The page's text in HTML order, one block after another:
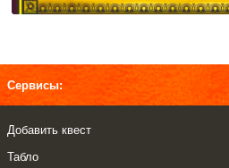
Сервисы:
Добавить квест
Табло